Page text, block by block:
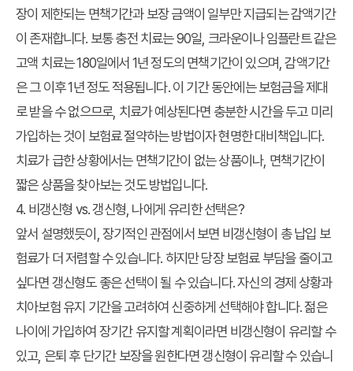
장이 제한되는 면책기간과 보장 금액이 일부만 지급되는 감액기간
이 존재합니다. 보통 충전 치료는 90일, 크라운이나 임플란트 같은
고액 치료는 180일에서 1년 정도의 면책기간이 있으며, 감액기간
은 그 이후 1년 정도 적용됩니다. 이 기간 동안에는 보험금을 제대
로 받을 수 없으므로, 치료가 예상된다면 충분한 시간을 두고 미리
가입하는 것이 보험료 절약하는 방법이자 현명한 대비책입니다.
치료가 급한 상황에서는 면책기간이 없는 상품이나, 면책기간이
짧은 상품을 찾아보는 것도 방법입니다.
4. 비갱신형 vs. 갱신형, 나에게 유리한 선택은?
앞서 설명했듯이, 장기적인 관점에서 보면 비갱신형이 총 납입 보
험료가 더 저렴할 수 있습니다. 하지만 당장 보험료 부담을 줄이고
싶다면 갱신형도 좋은 선택이 될 수 있습니다. 자신의 경제 상황과
치아보험 유지 기간을 고려하여 신중하게 선택해야 합니다. 젊은
나이에 가입하여 장기간 유지할 계획이라면 비갱신형이 유리할 수
있고, 은퇴 후 단기간 보장을 원한다면 갱신형이 유리할 수 있습니